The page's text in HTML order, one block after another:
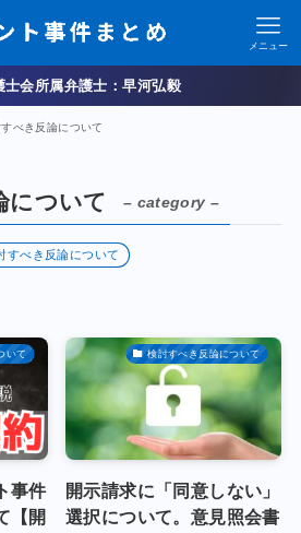
メニュー
士会所属弁護士：早河弘毅
べき反論について
について – category –
すべき反論について
いて
事件
【開
検討すべき反論について
開示請求に「同意しない」
選択について。意見照会書